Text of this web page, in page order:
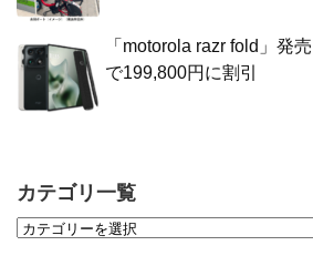
「motorola razr fold」発
で199,800円に割引
カテゴリ一覧